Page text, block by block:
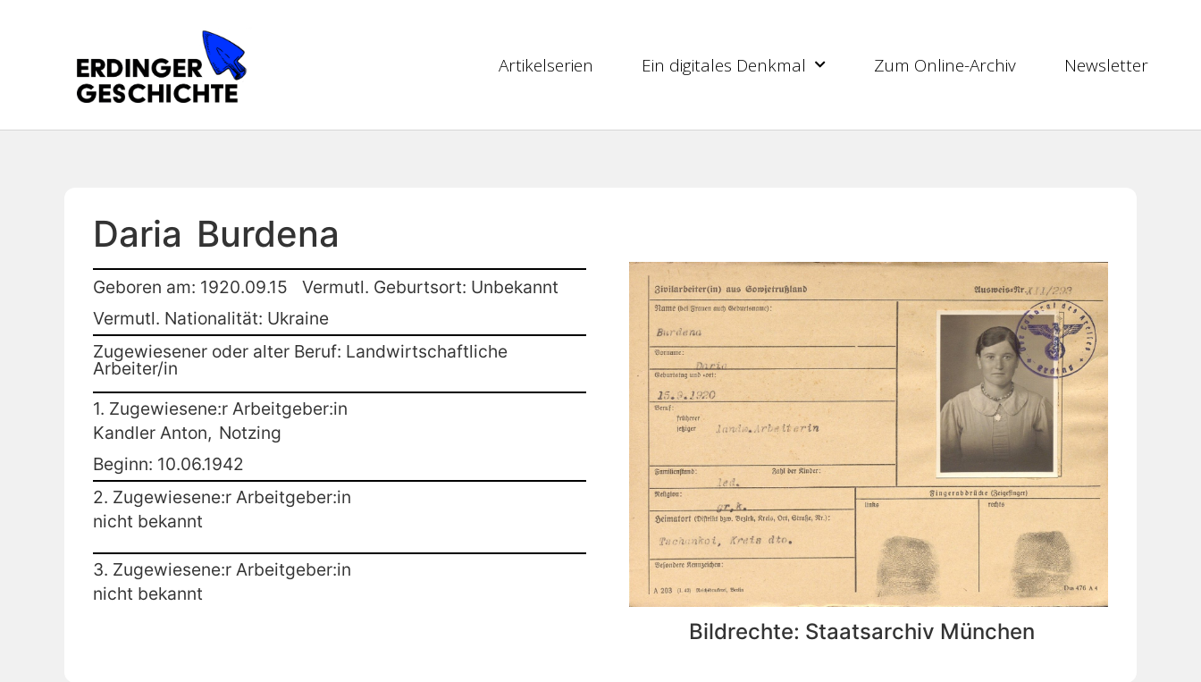
Artikelserien Ein digitales Denkmal Zum Online-Archiv Newsletter
Daria Burdena
Geboren am: 1920.09.15
Vermutl. Geburtsort: Unbekannt
Vermutl. Nationalität: Ukraine
Zugewiesener oder alter Beruf: Landwirtschaftliche
Arbeiter/in
1. Zugewiesene:r Arbeitgeber:in
Kandler Anton, Notzing
Beginn: 10.06.1942
2. Zugewiesene:r Arbeitgeber:in
nicht bekannt
3. Zugewiesene:r Arbeitgeber:in
nicht bekannt
Bildrechte: Staatsarchiv München